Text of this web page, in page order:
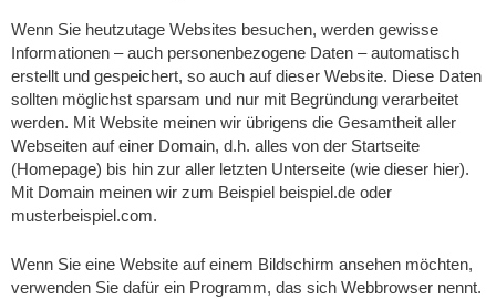
Wenn Sie heutzutage Websites besuchen, werden gewisse
Informationen – auch personenbezogene Daten – automatisch
erstellt und gespeichert, so auch auf dieser Website. Diese Daten
sollten möglichst sparsam und nur mit Begründung verarbeitet
werden. Mit Website meinen wir übrigens die Gesamtheit aller
Webseiten auf einer Domain, d.h. alles von der Startseite
(Homepage) bis hin zur aller letzten Unterseite (wie dieser hier).
Mit Domain meinen wir zum Beispiel beispiel.de oder
musterbeispiel.com.
Wenn Sie eine Website auf einem Bildschirm ansehen möchten,
verwenden Sie dafür ein Programm, das sich Webbrowser nennt.